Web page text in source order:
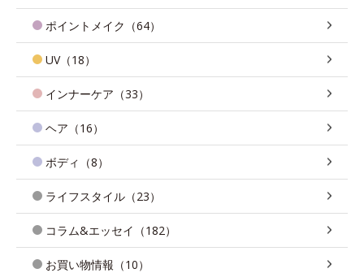
ポイントメイク（64）
UV（18）
インナーケア（33）
ヘア（16）
ボディ（8）
ライフスタイル（23）
コラム&エッセイ（182）
お買い物情報（10）